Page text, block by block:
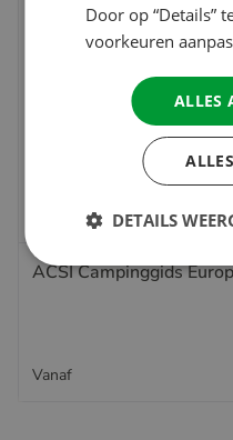
ACSI Campinggids
Vanaf
Door op “Details”
voorkeuren
ALLES
DETAILS